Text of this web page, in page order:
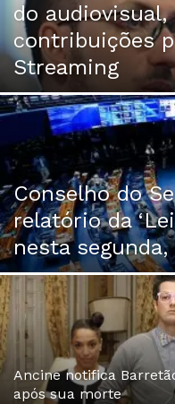
do audiovisual,
contribuições
Streaming
Conselho do
relatório da
nesta segunda,
Ancine notifica
após sua morte